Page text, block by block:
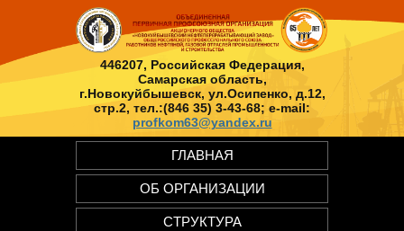
446207, Российская Федерация,
Самарская область,
г.Новокуйбышевск, ул.Осипенко, д.12,
стр.2, тел.:(846 35) 3-43-68; e-mail:
profkom63@yandex.ru
ГЛАВНАЯ
ОБ ОРГАНИЗАЦИИ
СТРУКТУРА